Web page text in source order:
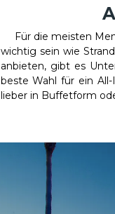
Für die meisten
wichtig sein wie
anbieten, gibt es
beste Wahl für ein
lieber in Buffetform